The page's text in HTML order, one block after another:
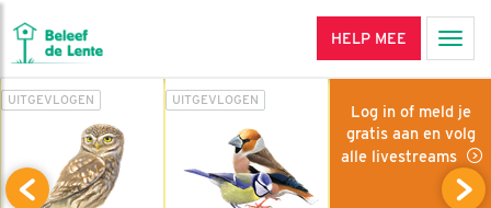
HELP MEE
UITGEVLOGEN UITGEVLOGEN
Log in of meld je
gratis aan en volg
alle livestreams